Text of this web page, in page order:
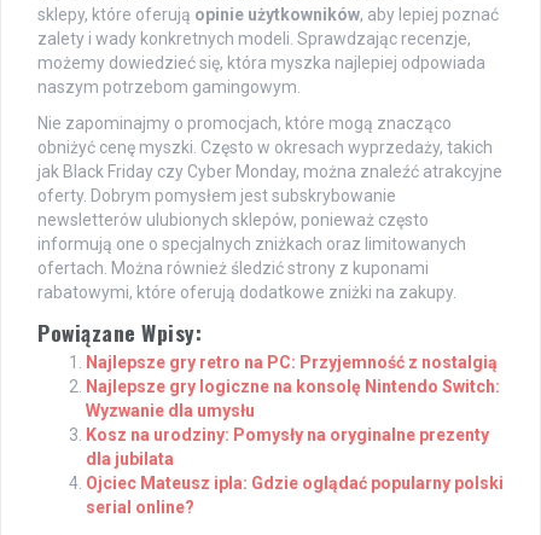
sklepy, które oferują opinie użytkowników, aby lepiej poznać
zalety i wady konkretnych modeli. Sprawdzając recenzje,
możemy dowiedzieć się, która myszka najlepiej odpowiada
naszym potrzebom gamingowym.
Nie zapominajmy o promocjach, które mogą znacząco
obniżyć cenę myszki. Często w okresach wyprzedaży, takich
jak Black Friday czy Cyber Monday, można znaleźć atrakcyjne
oferty. Dobrym pomysłem jest subskrybowanie
newsletterów ulubionych sklepów, ponieważ często
informują one o specjalnych zniżkach oraz limitowanych
ofertach. Można również śledzić strony z kuponami
rabatowymi, które oferują dodatkowe zniżki na zakupy.
Powiązane Wpisy:
Najlepsze gry retro na PC: Przyjemność z nostalgią
Najlepsze gry logiczne na konsolę Nintendo Switch:
Wyzwanie dla umysłu
Kosz na urodziny: Pomysły na oryginalne prezenty
dla jubilata
Ojciec Mateusz ipla: Gdzie oglądać popularny polski
serial online?